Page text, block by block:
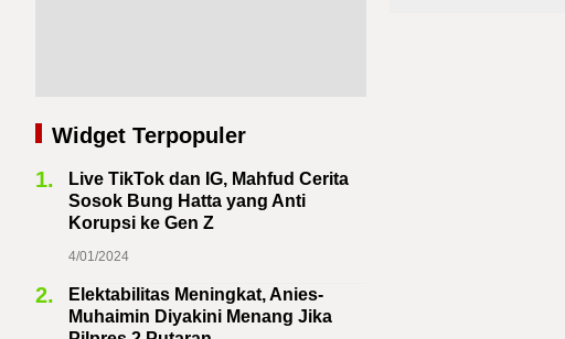
Widget Terpopuler
1.
Live TikTok dan IG, Mahfud Cerita
Sosok Bung Hatta yang Anti
Korupsi ke Gen Z
4/01/2024
2.
Elektabilitas Meningkat, Anies-
Muhaimin Diyakini Menang Jika